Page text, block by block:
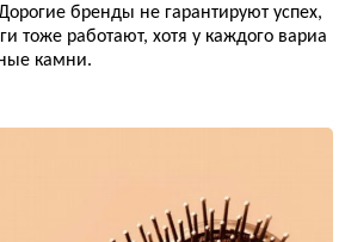
бренды не гарантируют успех,
тоже работают, хотя у каждого вариа
камни.